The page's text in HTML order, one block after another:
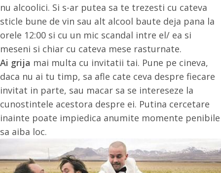
nu alcoolici. Si s-ar putea sa te trezesti cu cateva
sticle bune de vin sau alt alcool baute deja pana la
orele 12:00 si cu un mic scandal intre el/ ea si
meseni si chiar cu cateva mese rasturnate.
Ai grija mai multa cu invitatii tai. Pune pe cineva,
daca nu ai tu timp, sa afle cate ceva despre fiecare
invitat in parte, sau macar sa se intereseze la
cunostintele acestora despre ei. Putina cercetare
inainte poate impiedica anumite momente penibile
sa aiba loc.